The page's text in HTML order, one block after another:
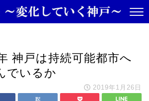
神戸は持続可能都市へ
でいるか
2019年1月26日